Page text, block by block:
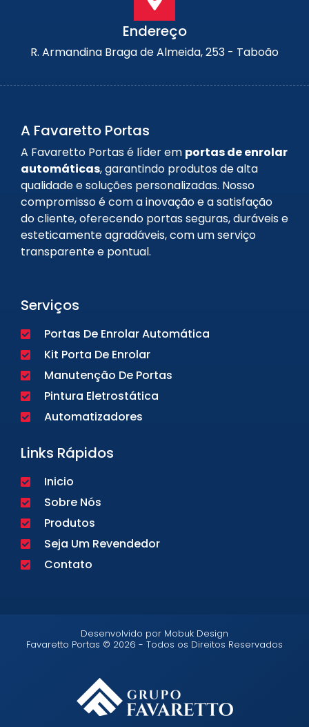
Endereço
R. Armandina Braga de Almeida, 253 - Taboão
A Favaretto Portas
A Favaretto Portas é líder em portas de enrolar
automáticas, garantindo produtos de alta
qualidade e soluções personalizadas. Nosso
compromisso é com a inovação e a satisfação
do cliente, oferecendo portas seguras, duráveis e
esteticamente agradáveis, com um serviço
transparente e pontual.
Serviços
Portas De Enrolar Automática
Kit Porta De Enrolar
Manutenção De Portas
Pintura Eletrostática
Automatizadores
Links Rápidos
Inicio
Sobre Nós
Produtos
Seja Um Revendedor
Contato
Desenvolvido por Mobuk Design
Favaretto Portas © 2026 - Todos os Direitos Reservados